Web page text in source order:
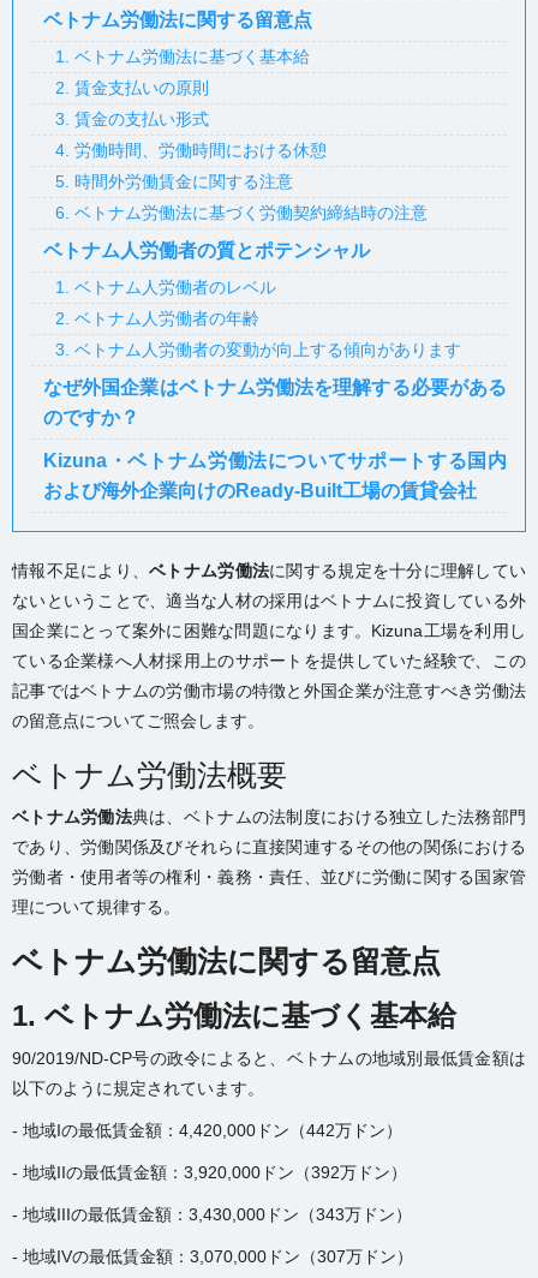
ベトナム労働法に関する留意点
1. ベトナム労働法に基づく基本給
2. 賃金支払いの原則
3. 賃金の支払い形式
4. 労働時間、労働時間における休憩
5. 時間外労働賃金に関する注意
6. ベトナム労働法に基づく労働契約締結時の注意
ベトナム人労働者の質とポテンシャル
1. ベトナム人労働者のレベル
2. ベトナム人労働者の年齢
3. ベトナム人労働者の変動が向上する傾向があります
なぜ外国企業はベトナム労働法を理解する必要がある
のですか？
Kizuna・ベトナム労働法についてサポートする国内
および海外企業向けのReady-Built工場の賃貸会社
情報不足により、ベトナム労働法に関する規定を十分に理解してい
ないということで、適当な人材の採用はベトナムに投資している外
国企業にとって案外に困難な問題になります。Kizuna工場を利用し
ている企業様へ人材採用上のサポートを提供していた経験で、この
記事ではベトナムの労働市場の特徴と外国企業が注意すべき労働法
の留意点についてご照会します。
ベトナム労働法概要
ベトナム労働法典は、ベトナムの法制度における独立した法務部門
であり、労働関係及びそれらに直接関連するその他の関係における
労働者・使用者等の権利・義務・責任、並びに労働に関する国家管
理について規律する。
ベトナム労働法に関する留意点
1. ベトナム労働法に基づく基本給
90/2019/ND-CP号の政令によると、ベトナムの地域別最低賃金額は
以下のように規定されています。
- 地域Iの最低賃金額：4,420,000ドン（442万ドン）
- 地域IIの最低賃金額：3,920,000ドン（392万ドン）
- 地域IIIの最低賃金額：3,430,000ドン（343万ドン）
- 地域IVの最低賃金額：3,070,000ドン（307万ドン）